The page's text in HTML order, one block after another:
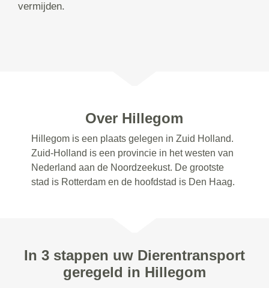
vermijden.
Over Hillegom
Hillegom is een plaats gelegen in Zuid Holland.
Zuid-Holland is een provincie in het westen van
Nederland aan de Noordzeekust. De grootste
stad is Rotterdam en de hoofdstad is Den Haag.
In 3 stappen uw Dierentransport
geregeld in Hillegom